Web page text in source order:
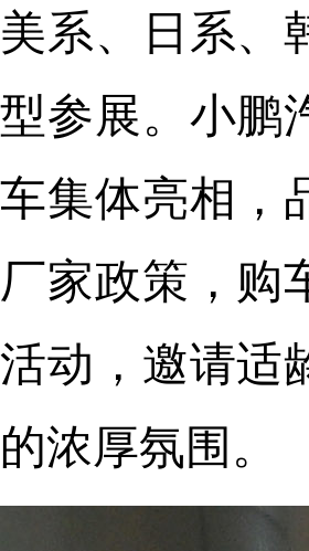
美系、日系、
型参展。小鹏
车集体亮相，
厂家政策，购
活动，邀请适
的浓厚氛围。